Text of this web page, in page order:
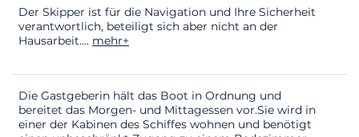
Der Skipper ist für die Navigation und Ihre Sicherheit
verantwortlich, beteiligt sich aber nicht an der
Hausarbeit.... mehr+
Die Gastgeberin hält das Boot in Ordnung und
bereitet das Morgen- und Mittagessen vor.Sie wird in
einer der Kabinen des Schiffes wohnen und benötigt